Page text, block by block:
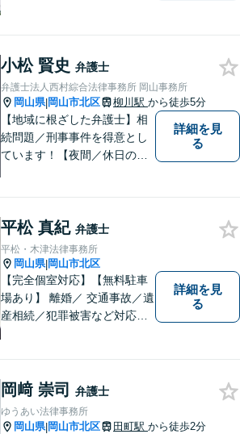
小松 賢史 弁護士
弁護士法人西村綜合法律事務所 岡山事務所
岡山県|岡山市北区 柳川駅 から徒歩5分
【地域に根ざした弁護士】相
続問題／刑事事件を得意とし
ています！【夜間／休日の相
詳細を見
る
平松 真紀 弁護士
平松・木津法律事務所
岡山県|岡山市北区
【完全個室対応】【無料駐車
場あり】 離婚／ 交通事故／遺
産相続／犯罪被害など対応可
詳細を見
る
岡﨑 崇司 弁護士
ゆうあい法律事務所
岡山県|岡山市北区 田町駅 から徒歩2分